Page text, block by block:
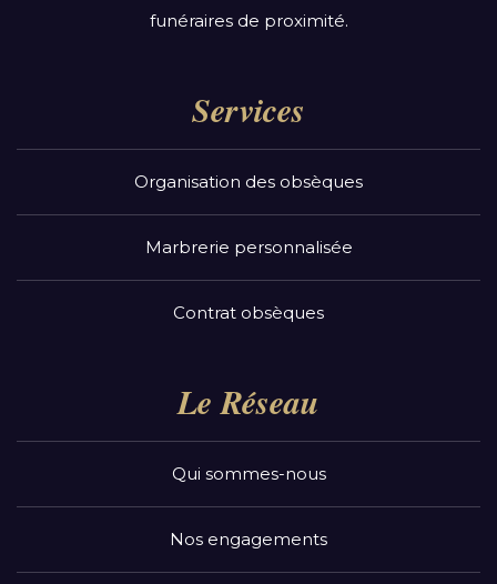
funéraires de proximité.
Services
Organisation des obsèques
Marbrerie personnalisée
Contrat obsèques
Le Réseau
Qui sommes-nous
Nos engagements